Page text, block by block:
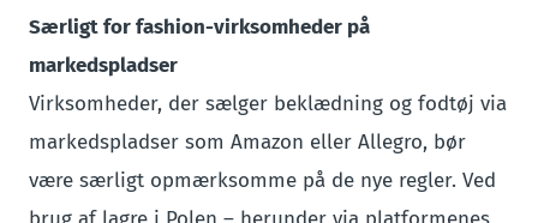
Særligt for fashion-virksomheder på
markedspladser
Virksomheder, der sælger beklædning og fodtøj via
markedspladser som Amazon eller Allegro, bør
være særligt opmærksomme på de nye regler. Ved